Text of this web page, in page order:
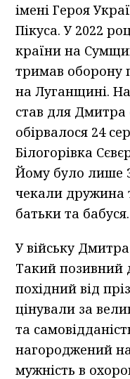
імені Героя
Пікуса. У 2022
країни на
тримав оборону
на Луганщині.
став для Дмитра
обірвалося 24
Білогорівка
Йому було лише
чекали дружина
батьки та
У війську
Такий позивний
похідний від
цінували за
та
нагороджений
мужність в